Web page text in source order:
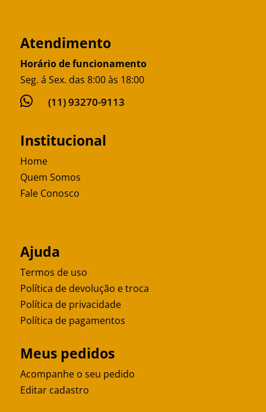
Atendimento
Horário de funcionamento
Seg. á Sex. das 8:00 às 18:00
 (11) 93270-9113
Institucional
Home
Quem Somos
Fale Conosco
Ajuda
Termos de uso
Política de devolução e troca
Política de privacidade
Política de pagamentos
Meus pedidos
Acompanhe o seu pedido
Editar cadastro